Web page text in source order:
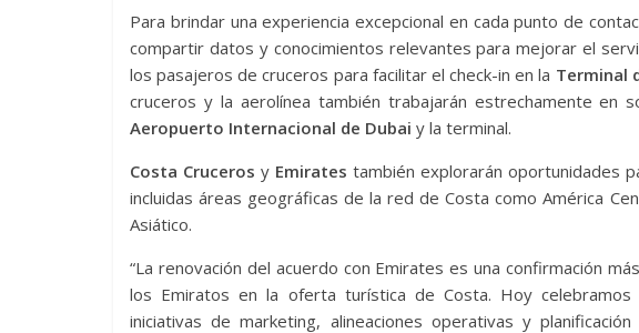
Para brindar una experiencia excepcional en cada punto de
compartir datos y conocimientos relevantes para mejorar el
los pasajeros de cruceros para facilitar el check-in en la Terminal
cruceros y la aerolínea también trabajarán estrechamente en
Aeropuerto Internacional de Dubai y la terminal.
Costa Cruceros y Emirates también explorarán oportunidades
incluidas áreas geográficas de la red de Costa como América
Asiático.
“La renovación del acuerdo con Emirates es una confirmación
los Emiratos en la oferta turística de Costa. Hoy celebramos
iniciativas de marketing, alineaciones operativas y